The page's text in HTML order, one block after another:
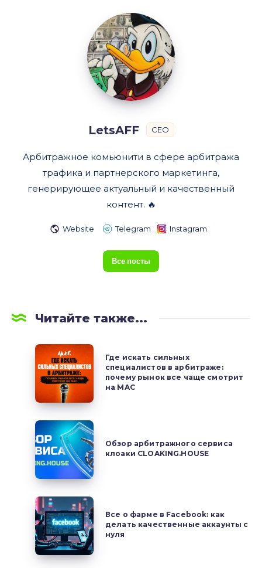
LetsAFF
LetsAFF CEO
Арбитражное комьюнити в сфере арбитража
трафика и партнерского маркетинга,
генерирующее актуальный и качественный
контент. 🔥
Website Telegram Instagram
Все посты
Читайте также...
Где
искать
сильных
специалистов
арбитраже:
почему
рынок
все
чаще
смотрит
на
MAC
Где искать сильных
специалистов в арбитраже:
почему рынок все чаще смотрит
на MAC
Обзор
арбитражного
сервиса
CLOAKING.HOUSE
Обзор арбитражного сервиса
клоаки CLOAKING.HOUSE
Все
о
фарме
в
Facebook:
Все о фарме в Facebook: как
делать качественные аккаунты с
нуля